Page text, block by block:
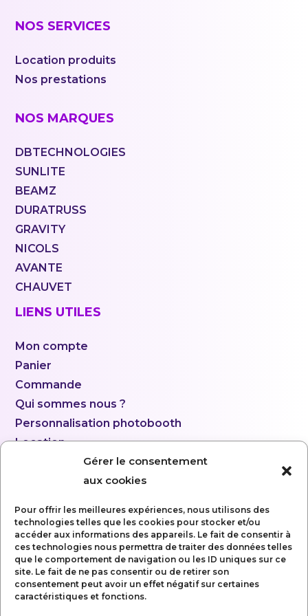
Gérer le consentement
aux cookies
Pour offrir les meilleures expériences, nous utilisons des
technologies telles que les cookies pour stocker et/ou
accéder aux informations des appareils. Le fait de consentir à
ces technologies nous permettra de traiter des données telles
que le comportement de navigation ou les ID uniques sur ce
site. Le fait de ne pas consentir ou de retirer son
consentement peut avoir un effet négatif sur certaines
caractéristiques et fonctions.
NOS SERVICES
Location produits
Nos prestations
NOS MARQUES
DBTECHNOLOGIES
SUNLITE
BEAMZ
DURATRUSS
GRAVITY
NICOLS
AVANTE
CHAUVET
LIENS UTILES
Mon compte
Panier
Commande
Qui sommes nous ?
Personnalisation photobooth
Location